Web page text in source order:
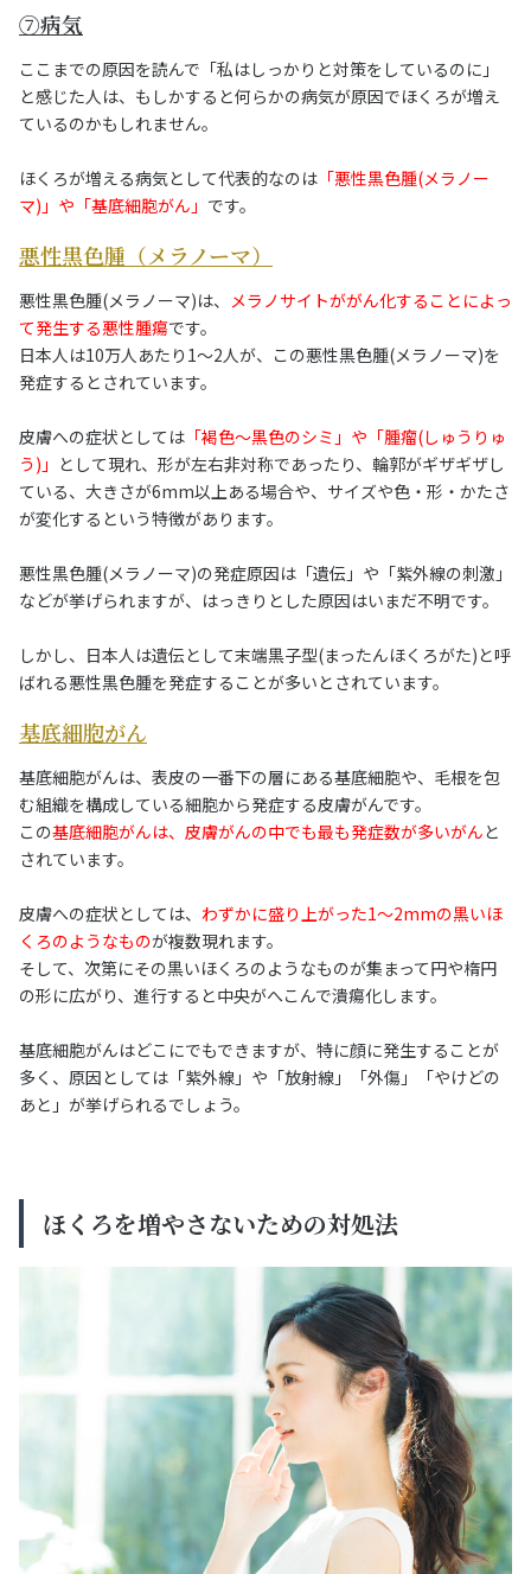
⑦病気
ここまでの原因を読んで「私はしっかりと対策をしているのに」
と感じた人は、もしかすると何らかの病気が原因でほくろが増え
ているのかもしれません。
ほくろが増える病気として代表的なのは 「悪性黒色腫(メラノー
マ)」や「基底細胞がん」 です。
悪性黒色腫（メラノーマ）
悪性黒色腫(メラノーマ)は、
メラノサイトががん化することによっ
て発生する悪性腫瘍です。
日本人は10万人あたり1～2人が、この悪性黒色腫(メラノーマ)を
発症するとされています。
皮膚への症状としては 「褐色～黒色のシミ」や「腫瘤(しゅうりゅ
う)」 として現れ、形が左右非対称であったり、輪郭がギザギザし
ている、大きさが6mm以上ある場合や、サイズや色・形・かたさ
が変化するという特徴があります。
悪性黒色腫(メラノーマ)の発症原因は「遺伝」や「紫外線の刺激」
などが挙げられますが、はっきりとした原因はいまだ不明です。
しかし、日本人は遺伝として末端黒子型(まったんほくろがた)と呼
ばれる悪性黒色腫を発症することが多いとされています。
基底細胞がん
基底細胞がんは、表皮の一番下の層にある基底細胞や、毛根を包
む組織を構成している細胞から発症する皮膚がんです。
この基底細胞がんは、皮膚がんの中でも最も発症数が多いがんと
されています。
皮膚への症状としては、 わずかに盛り上がった1～2mmの黒いほ
くろのようなものが複数現れます。
そして、次第にその黒いほくろのようなものが集まって円や楕円
の形に広がり、進行すると中央がへこんで潰瘍化します。
基底細胞がんはどこにでもできますが、特に顔に発生することが
多く、原因としては「紫外線」や「放射線」「外傷」「やけどの
あと」が挙げられるでしょう。
ほくろを増やさないための対処法